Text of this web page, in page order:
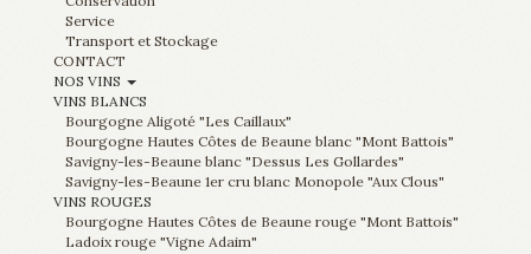
Service
Transport et Stockage
CONTACT
NOS VINS
VINS BLANCS
Bourgogne Aligoté "Les Caillaux"
Bourgogne Hautes Côtes de Beaune blanc "Mont Battois"
Savigny-les-Beaune blanc "Dessus Les Gollardes"
Savigny-les-Beaune 1er cru blanc Monopole "Aux Clous"
VINS ROUGES
Bourgogne Hautes Côtes de Beaune rouge "Mont Battois"
Ladoix rouge "Vigne Adaim"